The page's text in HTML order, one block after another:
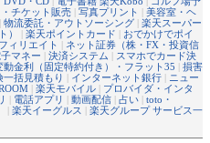
チケット販売 | 写真プリント | 美容室・ヘ
| 物流委託・アウトソーシング | 楽天スーパー
） | 楽天ポイントカード | おでかけでポイ
ィリエイト | ネット証券（株・FX・投資信
マネー | 決済システム | スマホでカード決
動金利（固定特約付き）・フラット35 | 損害
一括見積もり | インターネット銀行 | ニュー
| 楽天モバイル | プロバイダ・インタ
| 電話アプリ | 動画配信 | 占い | toto・
| 楽天イーグルス | 楽天グループ サービス一